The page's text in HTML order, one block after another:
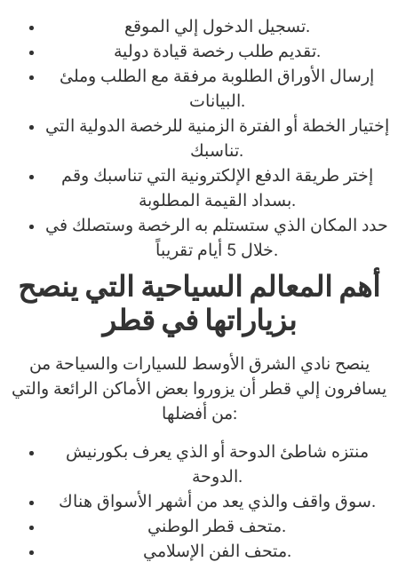
تسجيل الدخول إلي الموقع.
تقديم طلب رخصة قيادة دولية.
إرسال الأوراق الطلوبة مرفقة مع الطلب وملئ
البيانات.
إختيار الخطة أو الفترة الزمنية للرخصة الدولية التي
تناسبك.
إختر طريقة الدفع الإلكترونية التي تناسبك وقم
بسداد القيمة المطلوبة.
حدد المكان الذي ستستلم به الرخصة وستصلك في
خلال 5 أيام تقريباً.
أهم المعالم السياحية التي ينصح
بزياراتها في قطر
ينصح نادي الشرق الأوسط للسيارات والسياحة من
يسافرون إلي قطر أن يزوروا بعض الأماكن الرائعة والتي
من أفضلها:
منتزه شاطئ الدوحة أو الذي يعرف بكورنيش
الدوحة.
سوق واقف والذي يعد من أشهر الأسواق هناك.
متحف قطر الوطني.
متحف الفن الإسلامي.